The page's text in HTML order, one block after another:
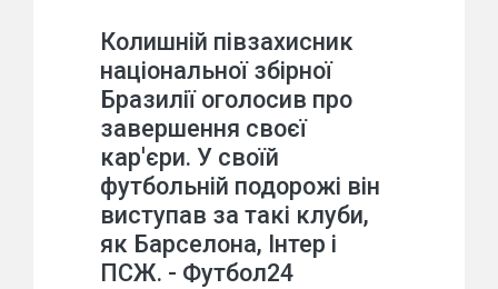
Колишній півзахисник
національної збірної
Бразилії оголосив про
завершення своєї
кар'єри. У своїй
футбольній подорожі він
виступав за такі клуби,
як Барселона, Інтер і
ПСЖ. - Футбол24